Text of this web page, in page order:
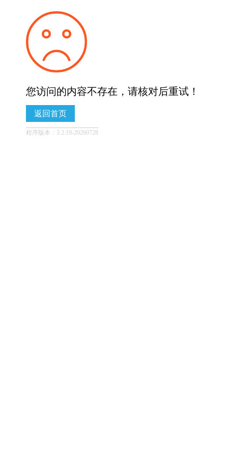
您访问的内容不存在，请核对后重试！
返回首页
程序版本：3.2.19-20260728